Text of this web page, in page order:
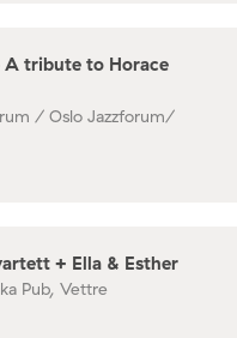
A tribute to Horace
/ Oslo Jazzforum/
+ Ella & Esther
Pub, Vettre